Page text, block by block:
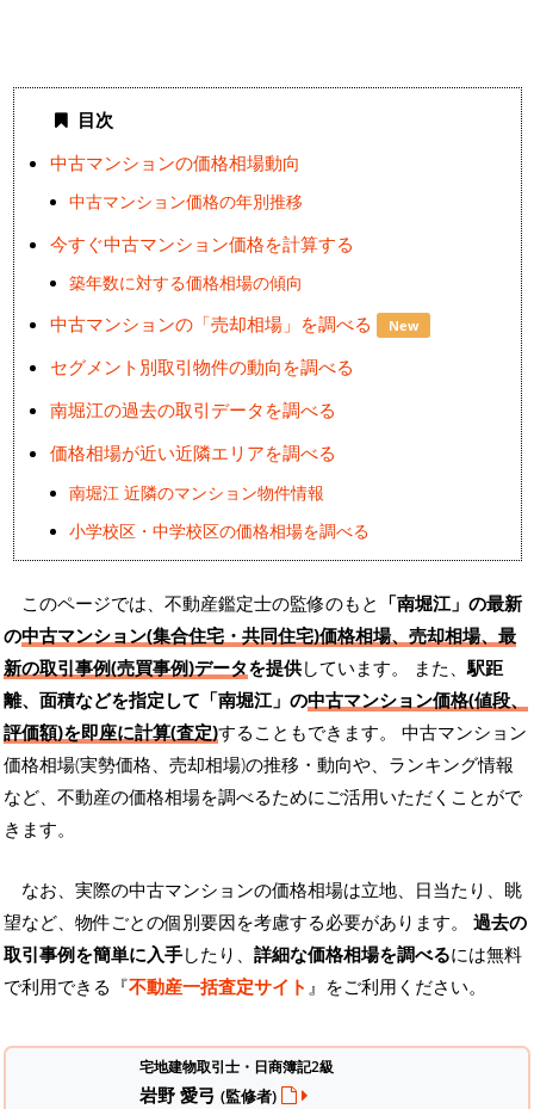
目次
中古マンションの価格相場動向
中古マンション価格の年別推移
今すぐ中古マンション価格を計算する
築年数に対する価格相場の傾向
中古マンションの「売却相場」を調べる New
セグメント別取引物件の動向を調べる
南堀江の過去の取引データを調べる
価格相場が近い近隣エリアを調べる
南堀江 近隣のマンション物件情報
小学校区・中学校区の価格相場を調べる
このページでは、不動産鑑定士の監修のもと 「南堀江」の最新
の中古マンション(集合住宅・共同住宅)価格相場、売却相場、最
新の取引事例(売買事例)データを提供しています。 また、駅距
離、面積などを指定して「南堀江」の中古マンション価格(値段、
評価額)を即座に計算(査定)することもできます。 中古マンション
価格相場(実勢価格、売却相場)の推移・動向や、ランキング情報
など、不動産の価格相場を調べるためにご活用いただくことがで
きます。
なお、実際の中古マンションの価格相場は立地、日当たり、眺
望など、物件ごとの個別要因を考慮する必要があります。 過去の
取引事例を簡単に入手したり、 詳細な価格相場を調べるには無料
で利用できる『不動産一括査定サイト 』をご利用ください。
宅地建物取引士・日商簿記2級
岩野 愛弓 (監修者)